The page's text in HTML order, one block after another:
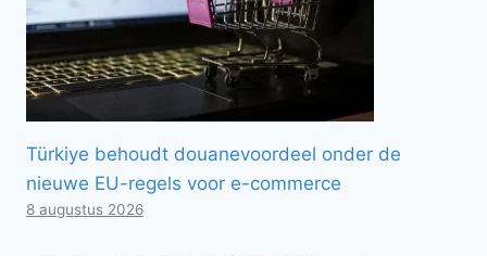
Türkiye behoudt douanevoordeel onder de
nieuwe EU-regels voor e-commerce
8 augustus 2026